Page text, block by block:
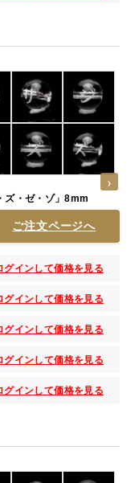
ズ・ゼ・ゾ」8mm
ご注文ページへ
グインして価格を見る
グインして価格を見る
グインして価格を見る
グインして価格を見る
グインして価格を見る